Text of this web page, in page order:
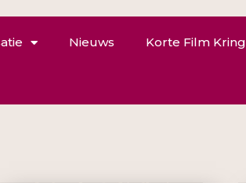
Nieuws Korte Film Kring